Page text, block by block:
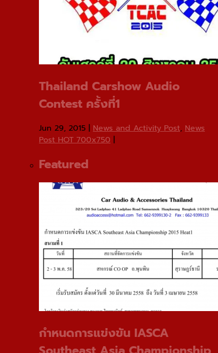
Thailand Carshow Audio
Contest ครั้งที่1
Jun 29, 2015 | News and Activity Post, News
Post HOT 700x750 |
Featured
กําหนดการแข่งขัน IASCA